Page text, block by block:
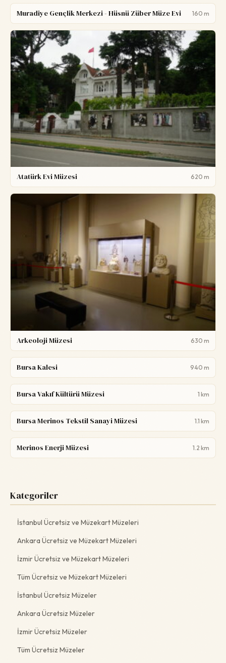
Muradiye Gençlik Merkezi - Hüsnü Züber Müze Evi 160 m
Atatürk Evi Müzesi 620 m
Arkeoloji Müzesi 630 m
Bursa Kalesi 940 m
Bursa Vakıf Kültürü Müzesi 1 km
Bursa Merinos Tekstil Sanayi Müzesi 1.1 km
Merinos Enerji Müzesi 1.2 km
Kategoriler
İstanbul Ücretsiz ve Müzekart Müzeleri
Ankara Ücretsiz ve Müzekart Müzeleri
İzmir Ücretsiz ve Müzekart Müzeleri
Tüm Ücretsiz ve Müzekart Müzeleri
İstanbul Ücretsiz Müzeler
Ankara Ücretsiz Müzeler
İzmir Ücretsiz Müzeler
Tüm Ücretsiz Müzeler